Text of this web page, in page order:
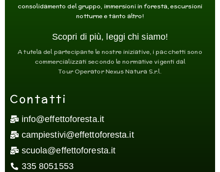
o
k
r
a
m
e
consolidamento del gruppo, immersioni in foresta, escursioni
notturne e tanto altro!
Scopri di più, leggi chi siamo!
A tutela del partecipante le nostre iniziative, i pacchetti sono
commercializzati secondo le normative vigenti dal
Tour Operator Nexus Natura S.r.l.
Contatti
info@effettoforesta.it
campiestivi@effettoforesta.it
scuola@effettoforesta.it
335 8051553